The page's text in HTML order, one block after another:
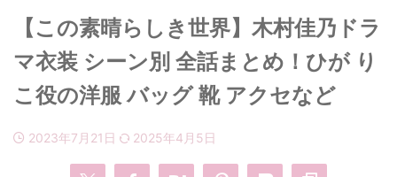
・堀田真由
・多部未華子
広瀬すず
・わたしの宝物
・ ライオンの隠れ家
・
【この素晴らしき世界】木村佳乃ドラ
マ衣装 シーン別 全話まとめ！ひが り
こ役の洋服 バッグ 靴 アクセなど
2023年7月21日 2025年4月5日